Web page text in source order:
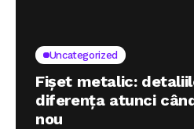
Uncategorized
Fișet metalic:
diferența atunci
nou